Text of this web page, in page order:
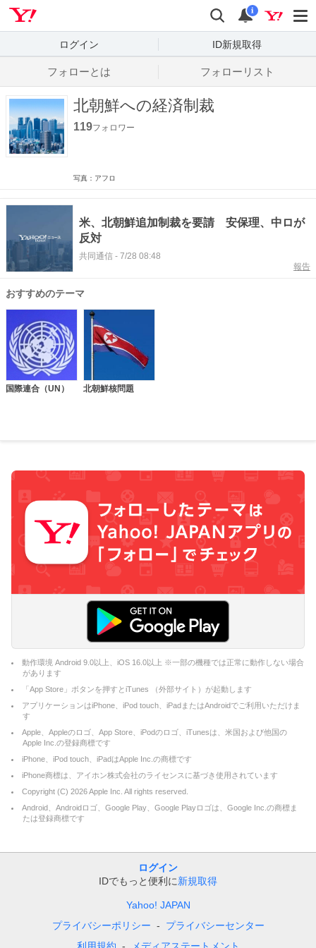
検索
通知
i
ログイン ID新規取得
フォローとは フォローリスト
北朝鮮への経済制裁
119フォロワー
写真：アフロ
米、北朝鮮追加制裁を要請 安保理、中ロが
反対
共同通信 - 7/28 08:48
報告
おすすめのテーマ
国際連合（UN） 北朝鮮核問題
動作環境 Android 9.0以上、iOS 16.0以上 ※一部の機種では正常に動作しない場合
があります
「App Store」ボタンを押すとiTunes （外部サイト）が起動します
アプリケーションはiPhone、iPod touch、iPadまたはAndroidでご利用いただけま
す
Apple、Appleのロゴ、App Store、iPodのロゴ、iTunesは、米国および他国の
Apple Inc.の登録商標です
iPhone、iPod touch、iPadはApple Inc.の商標です
iPhone商標は、アイホン株式会社のライセンスに基づき使用されています
Copyright (C) 2026Apple Inc. All rights reserved.
Android、Androidロゴ、Google Play、Google Playロゴは、Google Inc.の商標ま
たは登録商標です
ログイン
IDでもっと便利に新規取得
Yahoo! JAPAN
プライバシーポリシー
プライバシーセンター
利用規約
メディアステートメント